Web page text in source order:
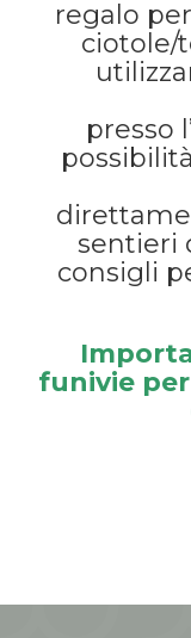
regalo
ciotole/
presso
sentieri
consigli
funivie